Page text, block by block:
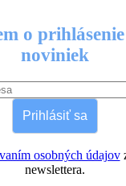
o
noviniek
Prihlásiť sa
osobných údajov
newslettera.